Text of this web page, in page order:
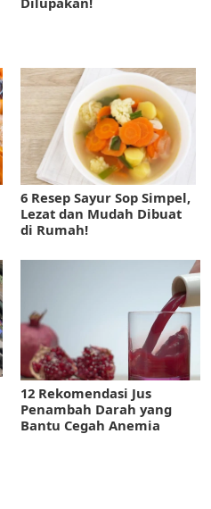
6 Resep Sayur Sop Simpel,
Lezat dan Mudah Dibuat
di Rumah!
12 Rekomendasi Jus
Penambah Darah yang
Bantu Cegah Anemia